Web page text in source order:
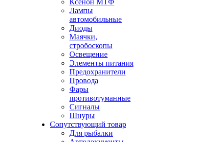
Ксенон МТФ
Лампы
автомобильные
Диоды
Маячки,
стробоскопы
Освещение
Элементы питания
Предохранители
Провода
Фары
противотуманные
Сигналы
Шнуры
Сопутствующий товар
Для рыбалки